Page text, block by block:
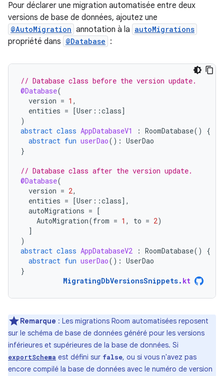
Pour déclarer une migration automatisée entre deux
versions de base de données, ajoutez une
@AutoMigration annotation à la autoMigrations
propriété dans @Database :
// Database class before the version update.
@Database(
version = 1 ,
entities = [User ::class]
)
abstract class AppDatabaseV1 : RoomDatabase()
{
abstract fun userDao(): UserDao
}
// Database class after the version update.
@Database(
version = 2,
entities = [User ::class] ,
autoMigrations = [
AutoMigration(from = 1 , to = 2)
]
)
abstract class AppDatabaseV2 : RoomDatabase()
{
abstract fun userDao(): UserDao
}
MigratingDbVersionsSnippets. kt
Remarque : Les migrations Room automatisées reposent
sur le schéma de base de données généré pour les versions
inférieures et supérieures de la base de données. Si
exportSchema est défini sur false, ou si vous n'avez pas
encore compilé la base de données avec le numéro de version